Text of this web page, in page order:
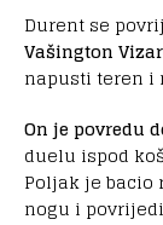
Durent se
Vašington
napusti teren i
On je povredu
duelu ispod
Poljak je bacio
nogu i